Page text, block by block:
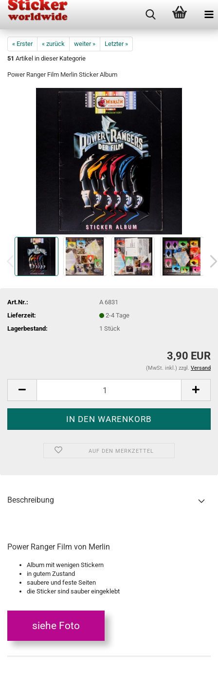
« Erster « zurück weiter »
Letzter »
51 Artikel in dieser Kategorie
Power Ranger Film Merlin Sticker Album
Art.Nr.:
A 6831
Lieferzeit:
2-4 Tage
Lagerbestand:
1Stück
3,90 EUR
(MwSt. inkl.) zzgl. Versand
AUF DEN MERKZETTEL
Beschreibung
Power Ranger Film von Merlin
Album mit wenigen Stickern
in gutem Zustand
saubere und feste Seiten
die Sticker sind sauber eingeklebt
siehe Foto